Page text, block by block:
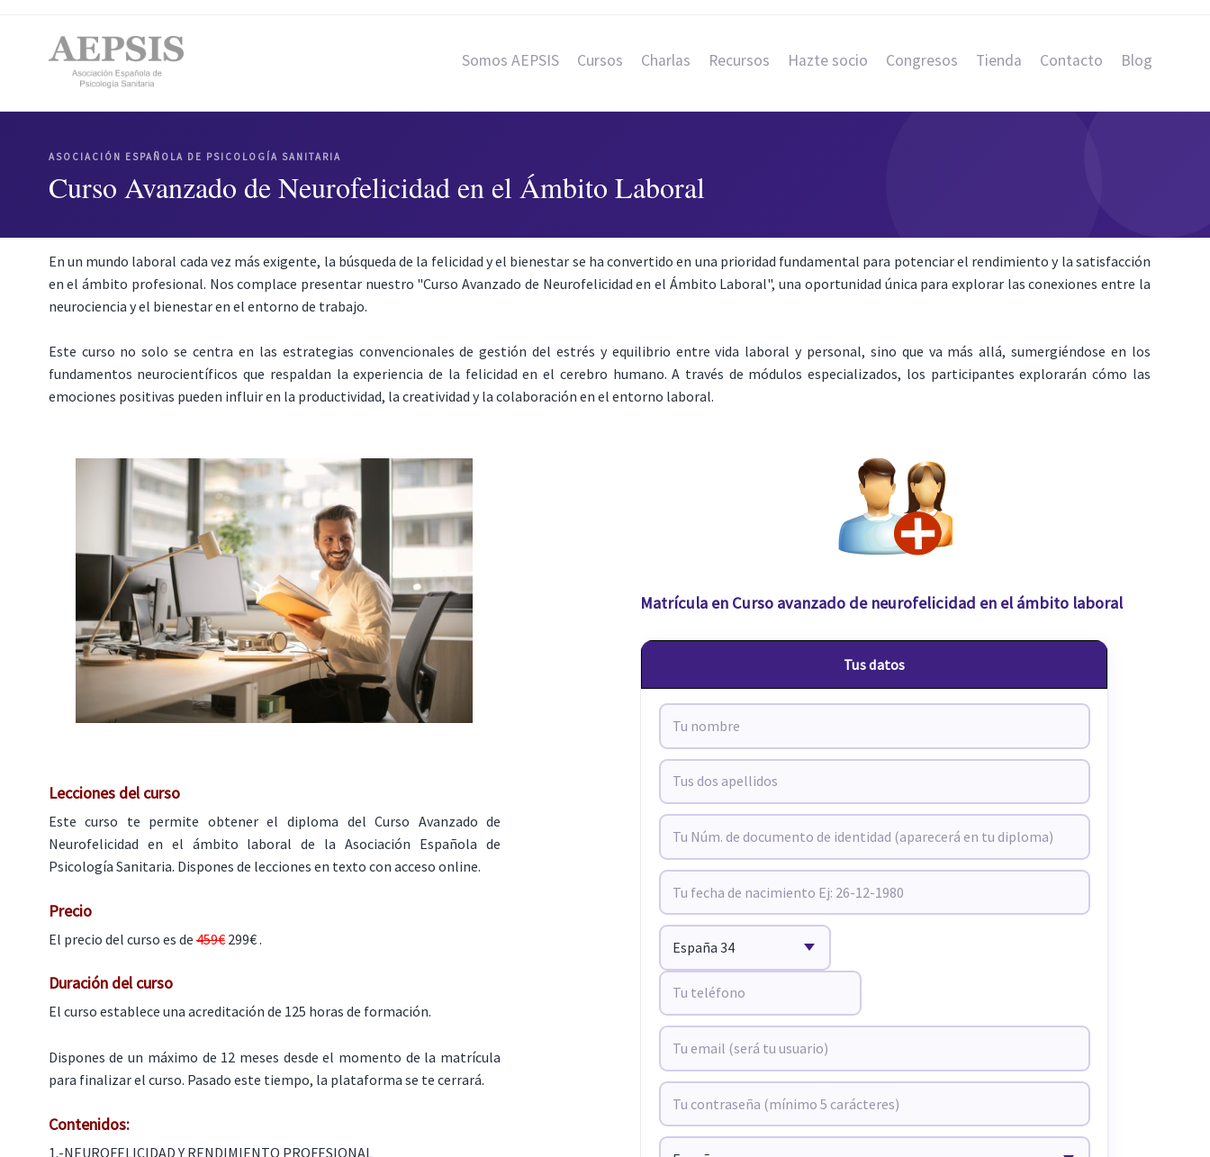
Somos AEPSIS Cursos Charlas Recursos Hazte socio Congresos Tienda Contacto Blog
ASOCIACIÓN ESPAÑOLA DE PSICOLOGÍA SANITARIA
Curso Avanzado de Neurofelicidad en el Ámbito Laboral
En un mundo laboral cada vez más exigente, la búsqueda de la felicidad y el bienestar se ha convertido en una prioridad fundamental para potenciar el rendimiento y la satisfacción
en el ámbito profesional. Nos complace presentar nuestro "Curso Avanzado de Neurofelicidad en el Ámbito Laboral", una oportunidad única para explorar las conexiones entre la
neurociencia y el bienestar en el entorno de trabajo.
Este curso no solo se centra en las estrategias convencionales de gestión del estrés y equilibrio entre vida laboral y personal, sino que va más allá, sumergiéndose en los
fundamentos neurocientíficos que respaldan la experiencia de la felicidad en el cerebro humano. A través de módulos especializados, los participantes explorarán cómo las
emociones positivas pueden influir en la productividad, la creatividad y la colaboración en el entorno laboral.
Lecciones del curso
Este curso te permite obtener el diploma del Curso Avanzado de
Neurofelicidad en el ámbito laboral de la Asociación Española de
Psicología Sanitaria. Dispones de lecciones en texto con acceso online.
Precio
El precio del curso es de459€299€ .
Duración del curso
El curso establece una acreditación de 125 horas de formación.
Dispones de un máximo de 12 meses desde el momento de la matrícula
para finalizar el curso. Pasado este tiempo, la plataforma se te cerrará.
Contenidos:
1.-NEUROFELICIDAD Y RENDIMIENTO PROFESIONAL
Matrícula en Curso avanzado de neurofelicidad en el ámbito laboral
Tus datos